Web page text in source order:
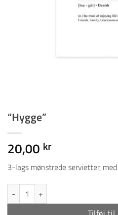
“Hygge”
20,00 kr
3-lags mønstrede servietter,
"Hygge" antal